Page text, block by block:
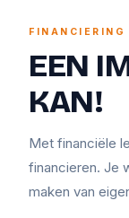
FINANCIERING
EEN
KAN!
Met financiële
financieren. Je
maken van